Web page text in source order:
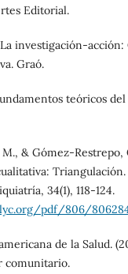
Editorial.
investigación-
Graó.
teóricos
& Gómez-Restrepo,
Triangulación.
34(1), 118-124.
pdf/806/
de la Salud.
comunitario.